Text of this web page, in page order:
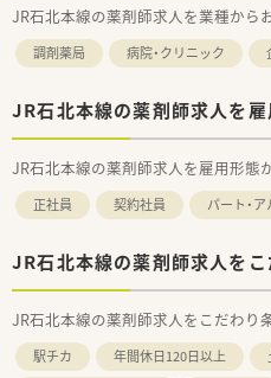
JR石北本線の薬剤師求人を業種から
調剤薬局 病院・クリニック
JR石北本線の薬剤師求人を
JR石北本線の薬剤師求人を雇用形態
正社員 契約社員 パート・
JR石北本線の薬剤師求人を
JR石北本線の薬剤師求人をこだわり
駅チカ 年間休日120日以上